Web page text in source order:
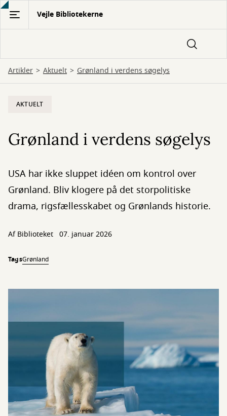
Gå
hovedindhold
Vejle Bibliotekerne
Artikler Aktuelt Grønland i verdens søgelys
AKTUELT
Grønland i verdens søgelys
USA har ikke sluppet idéen om kontrol over
Grønland. Bliv klogere på det storpolitiske
drama, rigsfællesskabet og Grønlands historie.
Af Biblioteket 07. januar 2026
TagsGrønland